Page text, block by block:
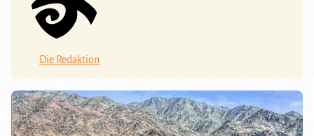
Die Redaktion